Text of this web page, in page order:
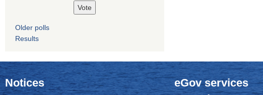
Older polls
Results
Notices eGov services